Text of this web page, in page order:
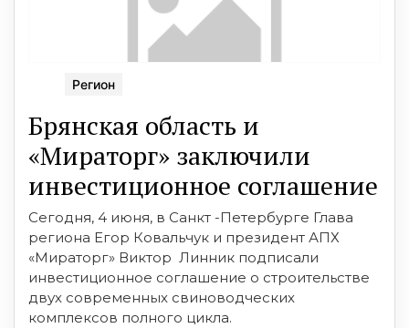
Регион
Брянская область и
«Мираторг» заключили
инвестиционное соглашение
Сегодня, 4 июня, в Санкт -Петербурге Глава
региона Егор Ковальчук и президент АПХ
«Мираторг» Виктор Линник подписали
инвестиционное соглашение о строительстве
двух современных свиноводческих
комплексов полного цикла.